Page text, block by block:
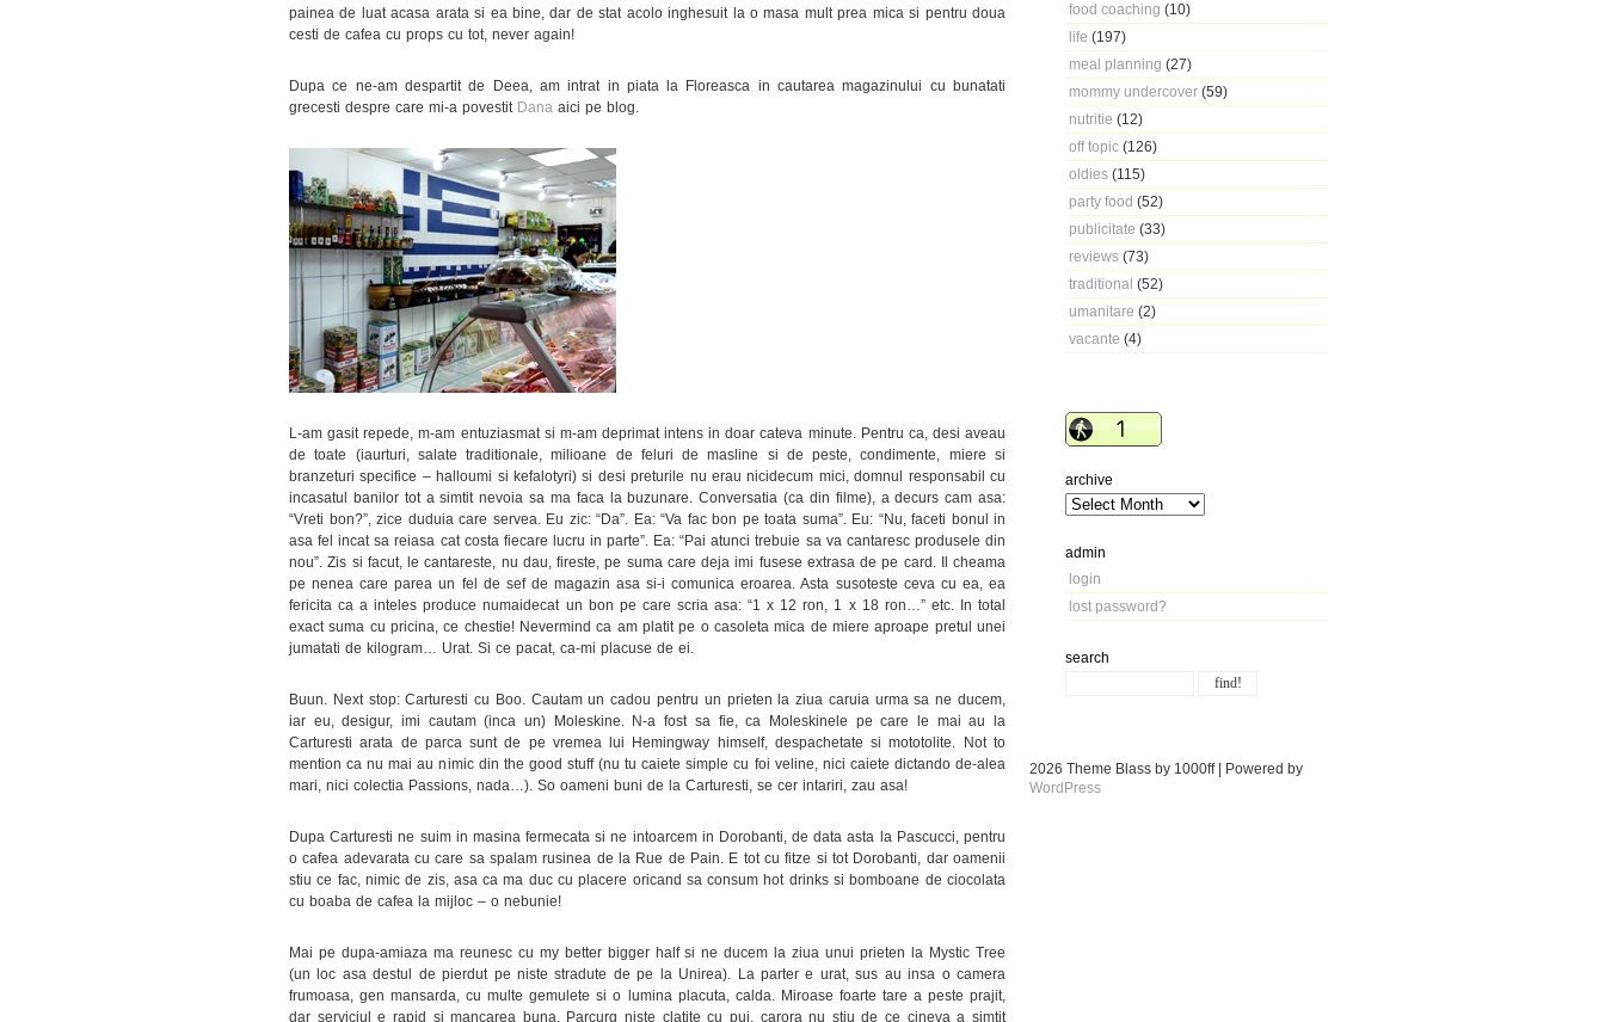
food coaching (10)
life (197)
meal planning (27)
mommy undercover (59)
nutritie (12)
off topic (126)
oldies (115)
party food (52)
publicitate (33)
reviews (73)
traditional (52)
umanitare (2)
vacante (4)
archive
admin
login
lost password?
search
painea de luat acasa arata si ea bine, dar de stat acolo inghesuit la o masa mult prea mica si pentru doua
cesti de cafea cu props cu tot, never again!
Dupa ce ne-am despartit de Deea, am intrat in piata la Floreasca in cautarea magazinului cu bunatati
grecesti despre care mi-a povestit Dana aici pe blog.
L-am gasit repede, m-am entuziasmat si m-am deprimat intens in doar cateva minute. Pentru ca, desi aveau
de toate (iaurturi, salate traditionale, milioane de feluri de masline si de peste, condimente, miere si
branzeturi specifice – halloumi si kefalotyri) si desi preturile nu erau nicidecum mici, domnul responsabil cu
incasatul banilor tot a simtit nevoia sa ma faca la buzunare. Conversatia (ca din filme), a decurs cam asa:
“Vreti bon?”, zice duduia care servea. Eu zic: “Da”. Ea: “Va fac bon pe toata suma”. Eu: “Nu, faceti bonul in
asa fel incat sa reiasa cat costa fiecare lucru in parte”. Ea: “Pai atunci trebuie sa va cantaresc produsele din
nou”. Zis si facut, le cantareste, nu dau, fireste, pe suma care deja imi fusese extrasa de pe card. Il cheama
pe nenea care parea un fel de sef de magazin asa si-i comunica eroarea. Asta susoteste ceva cu ea, ea
fericita ca a inteles produce numaidecat un bon pe care scria asa: “1 x 12 ron, 1 x 18 ron…” etc. In total
exact suma cu pricina, ce chestie! Nevermind ca am platit pe o casoleta mica de miere aproape pretul unei
jumatati de kilogram… Urat. Si ce pacat, ca-mi placuse de ei.
Buun. Next stop: Carturesti cu Boo. Cautam un cadou pentru un prieten la ziua caruia urma sa ne ducem,
iar eu, desigur, imi cautam (inca un) Moleskine. N-a fost sa fie, ca Moleskinele pe care le mai au la
Carturesti arata de parca sunt de pe vremea lui Hemingway himself, despachetate si mototolite. Not to
mention ca nu mai au nimic din the good stuff (nu tu caiete simple cu foi veline, nici caiete dictando de-alea
mari, nici colectia Passions, nada…). So oameni buni de la Carturesti, se cer intariri, zau asa!
Dupa Carturesti ne suim in masina fermecata si ne intoarcem in Dorobanti, de data asta la Pascucci, pentru
o cafea adevarata cu care sa spalam rusinea de la Rue de Pain. E tot cu fitze si tot Dorobanti, dar oamenii
stiu ce fac, nimic de zis, asa ca ma duc cu placere oricand sa consum hot drinks si bomboane de ciocolata
cu boaba de cafea la mijloc – o nebunie!
Mai pe dupa-amiaza ma reunesc cu my better bigger half si ne ducem la ziua unui prieten la Mystic Tree
(un loc asa destul de pierdut pe niste stradute de pe la Unirea). La parter e urat, sus au insa o camera
frumoasa, gen mansarda, cu multe gemulete si o lumina placuta, calda. Miroase foarte tare a peste prajit,
dar serviciul e rapid si mancarea buna. Parcurg niste clatite cu pui, carora nu stiu de ce cineva a simtit
2026 Theme Blass by 1000ff | Powered by
WordPress